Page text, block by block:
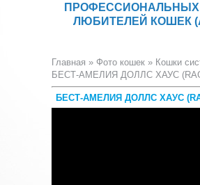
ПРОФЕССИОНАЛЬНЫХ
ЛЮБИТЕЛЕЙ КОШЕК
Главная » Фото кошек » Кошки
БЕСТ-АМЕЛИЯ ДОЛЛС ХАУС
БЕСТ-АМЕЛИЯ ДОЛЛС ХАУС